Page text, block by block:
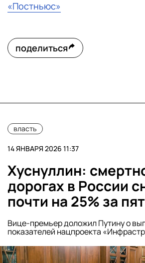
«Постньюс»
поделиться
власть
14 ЯНВАРЯ 2026 11:37
Хуснуллин:
дорогах в России
почти на 25% за
Вице-премьер доложил Путину о
показателей нацпроекта